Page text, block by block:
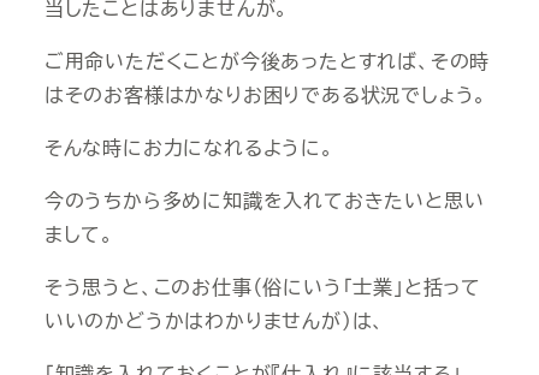
当したことはありませんが。
ご用命いただくことが今後あったとすれば、その時
はそのお客様はかなりお困りである状況でしょう。
そんな時にお力になれるように。
今のうちから多めに知識を入れておきたいと思い
まして。
そう思うと、このお仕事（俗にいう「士業」と括って
いいのかどうかはわかりませんが）は、